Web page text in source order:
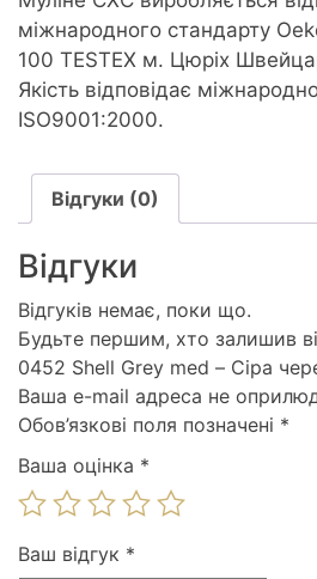
міжнародного стандарту
100 TESTEX м. Цюріх
Якість відповідає
ISO9001:2000.
Відгуки (0)
Відгуки
Відгуків немає, поки що.
Будьте першим, хто залишив
0452 Shell Grey med – Сіра
Ваша e-mail адреса не
Обов’язкові поля позначені *
Ваша оцінка *
Ваш відгук *